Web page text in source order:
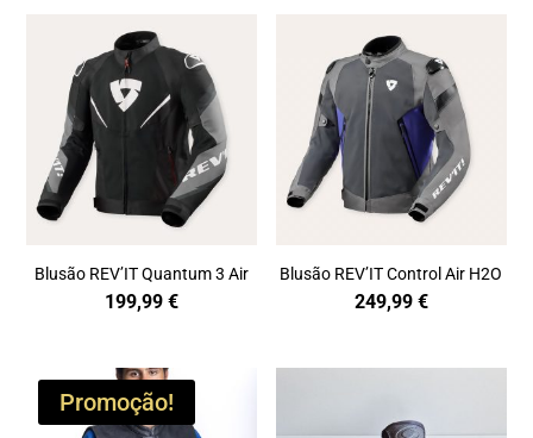
Blusão REV’IT Quantum 3 Air
199,99€
Blusão REV’IT Control Air H2O
249,99 €
Promoção!